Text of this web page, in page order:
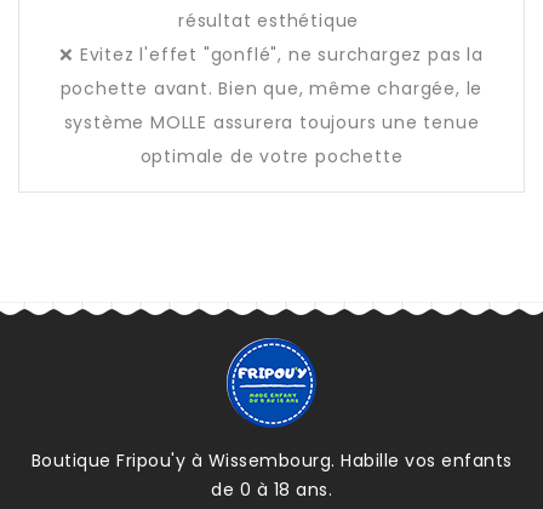
résultat esthétique
❌ Evitez l'effet "gonflé", ne surchargez pas la
pochette avant. Bien que, même chargée, le
système MOLLE assurera toujours une tenue
optimale de votre pochette
Boutique Fripou'y à Wissembourg. Habille vos enfants
de 0 à 18 ans.